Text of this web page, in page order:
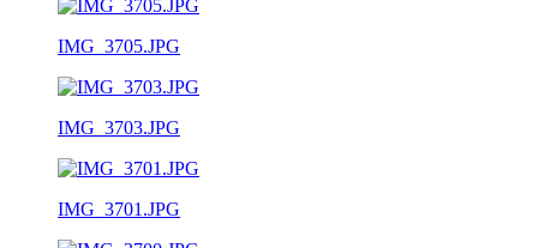
IMG_3705.JPG
IMG_3703.JPG
IMG_3701.JPG